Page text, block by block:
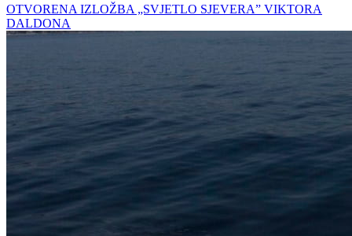
OTVORENA IZLOŽBA „SVJETLO SJEVERA” VIKTORA
DALDONA